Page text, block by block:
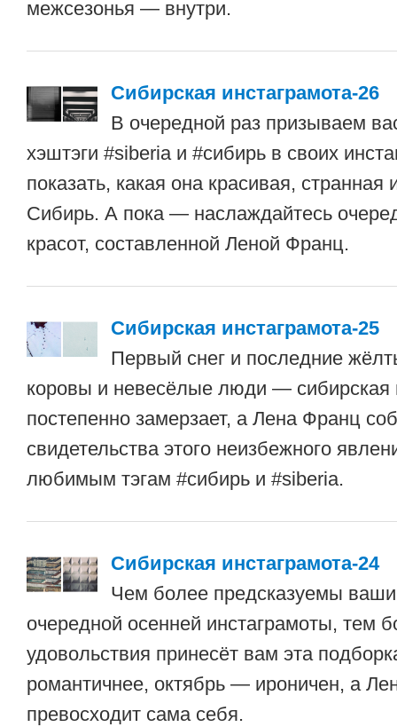
межсезонья — внутри.
Сибирская инстаграмота-26
В очередной раз призываем
хэштэги #siberia и #сибирь в своих
показать, какая она красивая,
Сибирь. А пока — наслаждайтесь
красот, составленной Леной Франц.
Сибирская инстаграмота-25
Первый снег и последние
коровы и невесёлые люди — сибирская
постепенно замерзает, а Лена Франц
свидетельства этого неизбежного
любимым тэгам #сибирь и #siberia.
Сибирская инстаграмота-24
Чем более предсказуемы
очередной осенней инстаграмоты, тем
удовольствия принесёт вам эта
романтичнее, октябрь — ироничен, а
превосходит сама себя.